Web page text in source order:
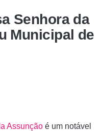
Senhora da
Municipal de
Assunção é um notável